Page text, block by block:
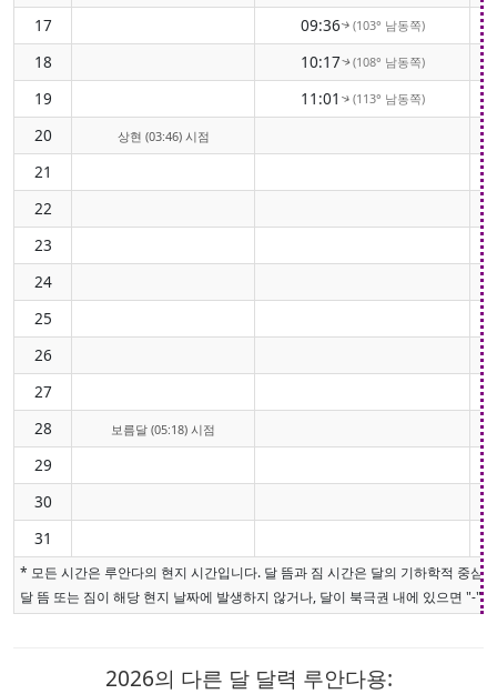
17 09:36↑(103° 남동쪽)
18 10:17↑(108° 남동쪽)
19 11:01 ↑(113° 남동쪽)
20 상현 (03:46) 시점
21
22
23
24
25
26
27
28
보름달 (05:18) 시점
29
30
31
* 모든 시간은 루안다의 현지 시간입니다. 달 뜸과 짐 시간은 달의 기하학적 중심
달 뜸 또는 짐이 해당 현지 날짜에 발생하지 않거나, 달이 북극권 내에 있으면 "-"
2026의 다른 달 달력 루안다용: